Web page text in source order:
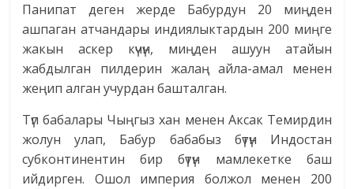
Панипат деген жерде Бабурдун 20 миңден
ашпаган атчандары индиялыктардын 200 миңге
жакын аскер күчүн, миңден ашуун атайын
жабдылган пилдерин жалаң айла-амал менен
жеңип алган учурдан башталган.
Түп бабалары Чыңгыз хан менен Аксак Темирдин
жолун улап, Бабур бабабыз бүтүн Индостан
субконтинентин бир бүтүн мамлекетке баш
ийдирген. Ошол империя болжол менен 200